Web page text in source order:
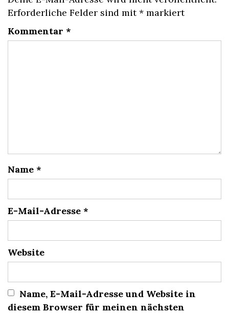
Erforderliche Felder sind mit* markiert
Kommentar *
Name *
E-Mail-Adresse *
Website
Name, E-Mail-Adresse und Website in
diesem Browser für meinen nächsten